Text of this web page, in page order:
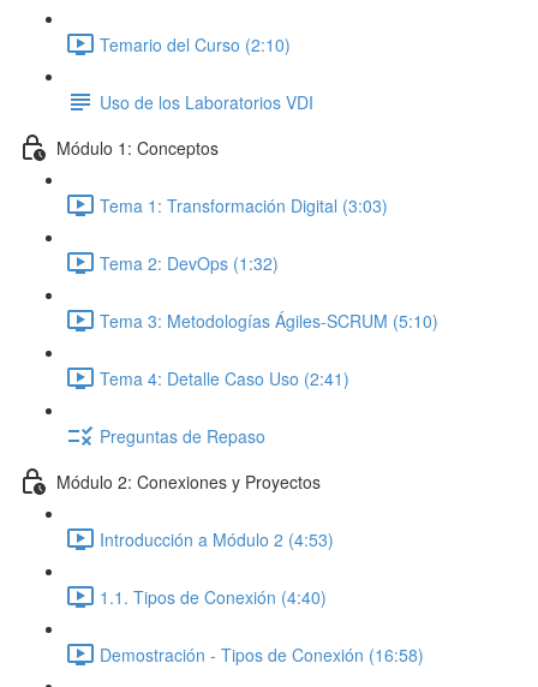
Temario del Curso (2:10)
Uso de los Laboratorios VDI
Módulo 1: Conceptos
Tema 1: Transformación Digital (3:03)
Tema 2: DevOps (1:32)
Tema 3: Metodologías Ágiles-SCRUM (5:10)
Tema 4: Detalle Caso Uso (2:41)
Preguntas de Repaso
Módulo 2: Conexiones y Proyectos
Introducción a Módulo 2 (4:53)
1.1. Tipos de Conexión (4:40)
Demostración - Tipos de Conexión (16:58)